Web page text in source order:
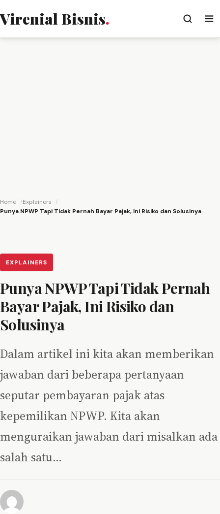
Virenial Bisnis.
Home
Explainers
Punya NPWP Tapi Tidak Pernah Bayar Pajak, Ini Risiko dan Solusinya
EXPLAINERS
Punya NPWP Tapi Tidak Pernah
Bayar Pajak, Ini Risiko dan
Solusinya
Dalam artikel ini kita akan memberikan
jawaban dari beberapa pertanyaan
seputar pembayaran pajak atas
kepemilikan NPWP. Kita akan
menguraikan jawaban dari misalkan ada
salah satu…